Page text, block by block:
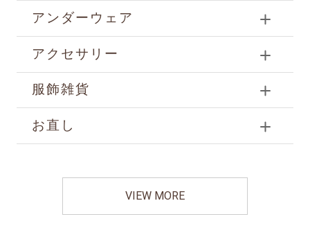
アンダーウェア
アクセサリー
服飾雑貨
お直し
VIEW MORE